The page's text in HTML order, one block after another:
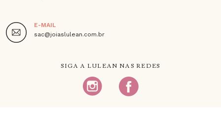
E-MAIL
sac@joiaslulean.com.br
SIGA A LULEAN NAS REDES